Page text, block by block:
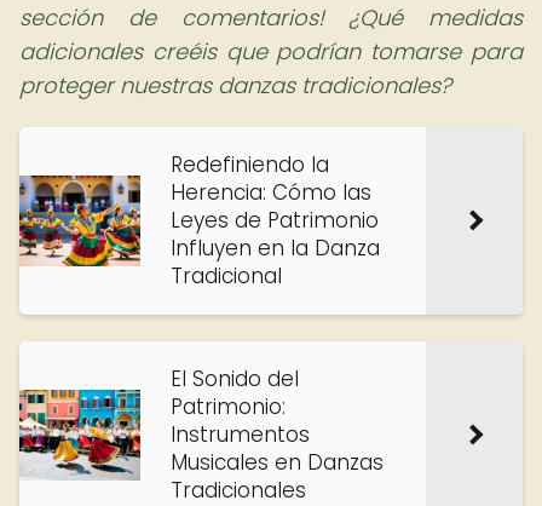
sección de comentarios! ¿Qué medidas
adicionales creéis que podrían tomarse para
proteger nuestras danzas tradicionales?
Redefiniendo la
Herencia: Cómo las
Leyes de Patrimonio
Influyen en la Danza
Tradicional
El Sonido del
Patrimonio:
Instrumentos
Musicales en Danzas
Tradicionales